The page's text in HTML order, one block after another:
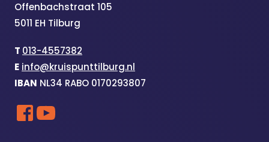
Offenbachstraat 105
5011 EH Tilburg
T 013-4557382
E info@kruispunttilburg.nl
IBAN NL34 RABO 0170293807